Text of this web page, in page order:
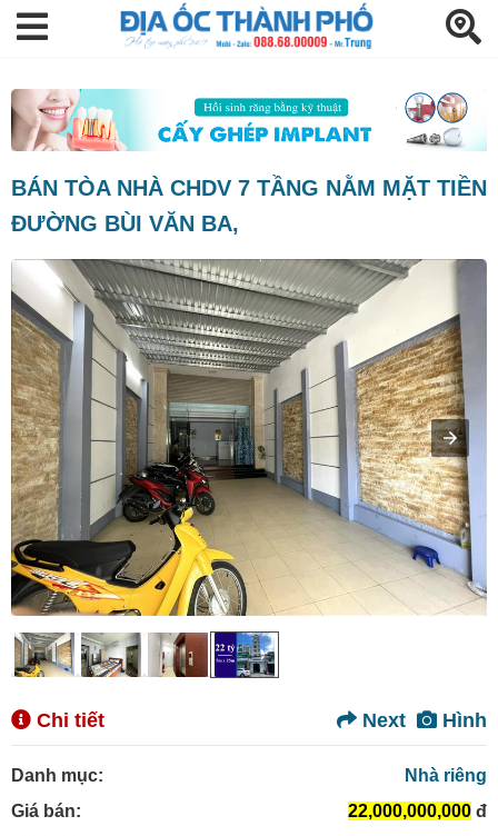
BÁN TÒA NHÀ CHDV 7 TẦNG NẰM MẶT TIỀN
ĐƯỜNG BÙI VĂN BA,
Chi tiết Hình
Next
Danh mục:
Nhà riêng
Giá bán:
22,000,000,000 đ